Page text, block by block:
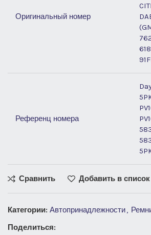
Оригинальный номер
Референц номера
Сравнить Добавить в
Категории: Автопринадлежности
Поделиться: